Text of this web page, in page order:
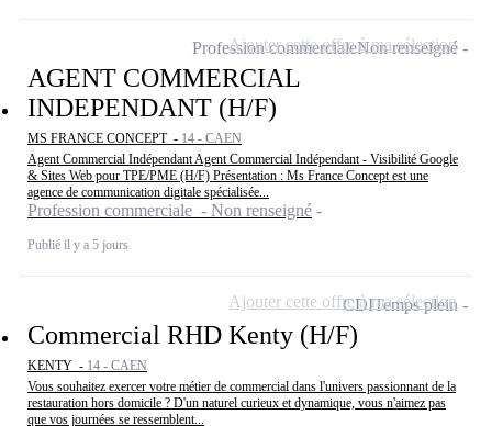
AGENT COMMERCIAL
INDEPENDANT (H/F)
MS FRANCE CONCEPT - 14 - CAEN
Agent Commercial Indépendant Agent Commercial Indépendant - Visibilité Google
& Sites Web pour TPE/PME (H/F) Présentation : Ms France Concept est une
agence de communication digitale spécialisée...
Profession commerciale - Non renseigné
Publié il y a 5 jours
Profession commercialeNon renseigné
Ajouter cette offre à ma sélection
Commercial RHD Kenty (H/F)
KENTY - 14 - CAEN
Vous souhaitez exercer votre métier de commercial dans l'univers passionnant de la
restauration hors domicile ? D'un naturel curieux et dynamique, vous n'aimez pas
que vos journées se ressemblent...
CDITemps plein
Ajouter cette offre à ma sélection